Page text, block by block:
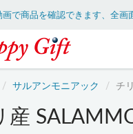
で商品を確認できます、全画
サルアンモニアック チ
産